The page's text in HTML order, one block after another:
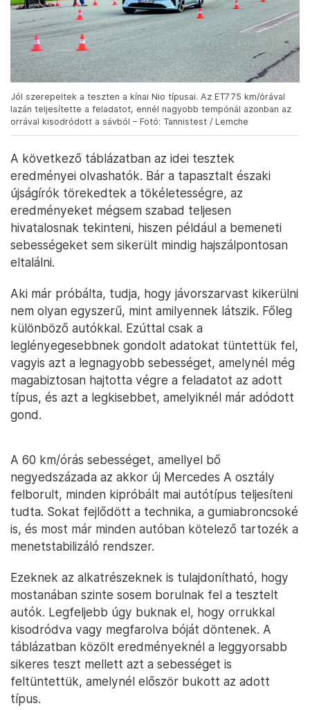
Jól szerepeltek a teszten a kínai Nio típusai. Az ET7 75 km/órával
lazán teljesítette a feladatot, ennél nagyobb tempónál azonban az
orrával kisodródott a sávból – Fotó: Tannistest / Lemche
A következő táblázatban az idei tesztek
eredményei olvashatók. Bár a tapasztalt északi
újságírók törekedtek a tökéletességre, az
eredményeket mégsem szabad teljesen
hivatalosnak tekinteni, hiszen például a bemeneti
sebességeket sem sikerült mindig hajszálpontosan
eltalálni.
Aki már próbálta, tudja, hogy jávorszarvast kikerülni
nem olyan egyszerű, mint amilyennek látszik. Főleg
különböző autókkal. Ezúttal csak a
leglényegesebbnek gondolt adatokat tüntettük fel,
vagyis azt a legnagyobb sebességet, amelynél még
magabiztosan hajtotta végre a feladatot az adott
típus, és azt a legkisebbet, amelyiknél már adódott
gond.
A 60 km/órás sebességet, amellyel bő
negyedszázada az akkor új Mercedes A osztály
felborult, minden kipróbált mai autótípus teljesíteni
tudta. Sokat fejlődött a technika, a gumiabroncsoké
is, és most már minden autóban kötelező tartozék a
menetstabilizáló rendszer.
Ezeknek az alkatrészeknek is tulajdonítható, hogy
mostanában szinte sosem borulnak fel a tesztelt
autók. Legfeljebb úgy buknak el, hogy orrukkal
kisodródva vagy megfarolva bóját döntenek. A
táblázatban közölt eredményeknél a leggyorsabb
sikeres teszt mellett azt a sebességet is
feltüntettük, amelynél először bukott az adott
típus.